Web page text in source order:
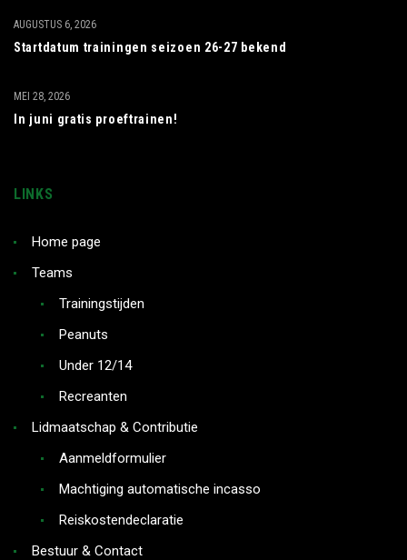
Startdatum trainingen seizoen 26-27 bekend
AUGUSTUS 6, 2026
In juni gratis proeftrainen!
MEI 28, 2026
LINKS
Home page
Teams
Trainingstijden
Peanuts
Under 12/14
Recreanten
Lidmaatschap & Contributie
Aanmeldformulier
Machtiging automatische incasso
Reiskostendeclaratie
Bestuur & Contact